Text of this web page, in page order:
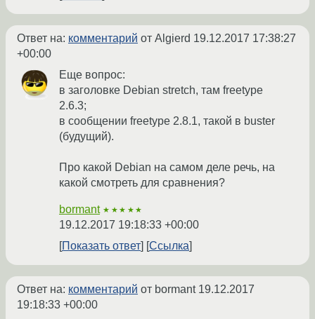
Ответ на: комментарий от Algierd 19.12.2017 17:38:27
+00:00
Еще вопрос:
в заголовке Debian stretch, там freetype
2.6.3;
в сообщении freetype 2.8.1, такой в buster
(будущий).
Про какой Debian на самом деле речь, на
какой смотреть для сравнения?
bormant ★★★★★
19.12.2017 19:18:33 +00:00
Показать ответ
Ссылка
Ответ на: комментарий от bormant 19.12.2017
19:18:33 +00:00